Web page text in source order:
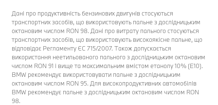
Дані про продуктивність бензинових двигунів стосуються
транспортних засобів, що використовують пальне з дослідницьким
октановим числом RON 98. Дані про витрату пального стосуються
транспортних засобів, що використовують високоякісне пальне, що
відповідає Регламенту ЄС 715/2007. Також допускається
використання неетильованого пального з дослідницьким октановим
числом RON 91 і вище та максимальним вмістом етанолу 10% (E10).
BMW рекомендує використовувати пальне з дослідницьким
октановим числом RON 95. Для високопродуктивних автомобілів
BMW рекомендує пальне з дослідницьким октановим числом RON
98.